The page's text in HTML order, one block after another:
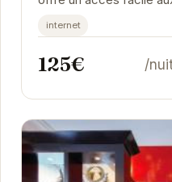
Grenoble.
internet
125€ /